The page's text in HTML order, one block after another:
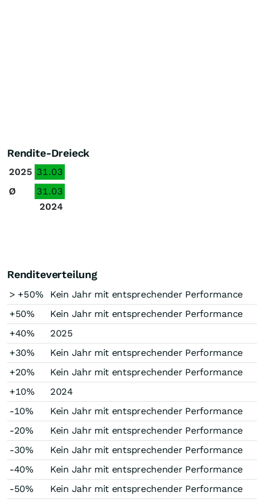
Rendite-Dreieck
2025 31.03
Ø
31.03
2024
Renditeverteilung
> +50%
Kein Jahr mit entsprechender Performance
+50%
Kein Jahr mit entsprechender Performance
+40%
2025
+30%
Kein Jahr mit entsprechender Performance
+20%
Kein Jahr mit entsprechender Performance
+10%
2024
-10%
Kein Jahr mit entsprechender Performance
-20%
Kein Jahr mit entsprechender Performance
-30%
Kein Jahr mit entsprechender Performance
-40%
Kein Jahr mit entsprechender Performance
-50%
Kein Jahr mit entsprechender Performance